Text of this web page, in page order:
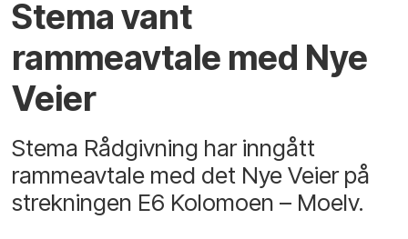
Stema vant
rammeavtale med Nye
Veier
Stema Rådgivning har inngått
rammeavtale med det Nye Veier på
strekningen E6 Kolomoen – Moelv.